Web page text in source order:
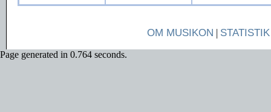
OM MUSIKON | STATISTIK
Page generated in 0.764 seconds.